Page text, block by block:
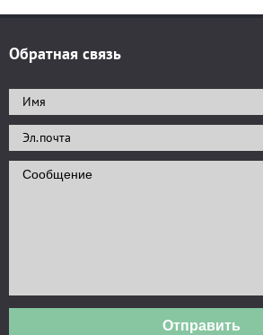
Обратная связь
Отправить